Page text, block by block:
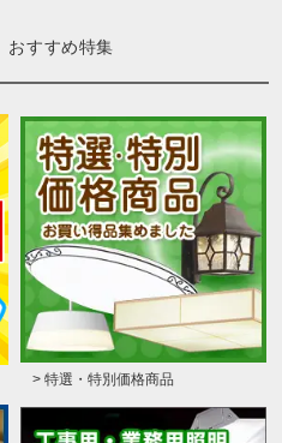
おすすめ特集
> 特選・特別価格商品